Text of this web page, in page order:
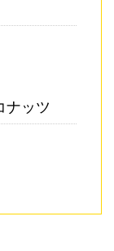
ナッツ